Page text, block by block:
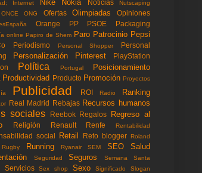
Internet Nike Nokia Noticias
Nutscaping
ONCE ONG Ofertas Olimpiadas Opiniones
Orange PP PSOE Packaging
online Papiro de Shem Paro Patrocinio Pepsi
Periodismo Personal Shopper
Personal
Personalización Pinterest
PlayStation
Política Portugal Posicionamiento
Productividad Producto Promoción Proyectos
Publicidad ROI Radio Ranking
Real Madrid Rebajas Recursos humanos
sociales Reebok Regalos
Regreso al
Religión Renault Renfe Rentabilidad
social Retail Reto blogger Roland
Rugby Running Ryanair SEM SEO
Salud
Seguridad Seguros Semana Santa
Servicios Sex shop Sexo Significado Slogan